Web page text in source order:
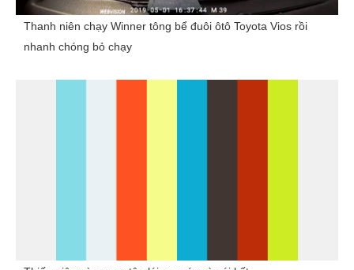
Thanh niên chạy Winner tông bể đuôi ôtô Toyota Vios rồi
nhanh chóng bỏ chạy